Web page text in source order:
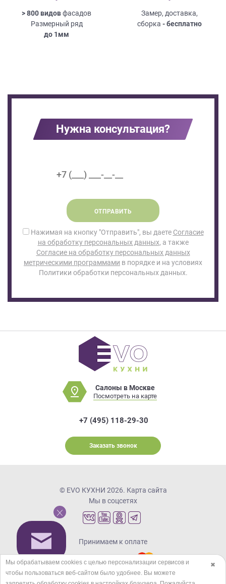
> 800 видовфасадов
Размерный ряд
до 1мм
Замер, доставка,
сборка - бесплатно
Нужна консультация?
ОТПРАВИТЬ
Нажимая на кнопку "Отправить", вы даете Согласие
на обработку персональных данных, а также
Согласие на обработку персональных данных
метрическими программами в порядке и на условиях
Политики обработки персональных данных.
Салоны в Москве
Посмотреть на карте
+7 (495) 118-29-30
Заказать звонок
© EVO КУХНИ 2026. Карта сайта
Мы в соцсетях
Принимаем к оплате
Кредиты и рассрочка
✖
Мы обрабатываем cookies с целью персонализации сервисов и
чтобы пользоваться веб-сайтом было удобнее. Вы можете